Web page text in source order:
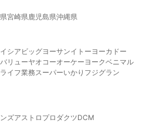
宮崎県鹿児島県沖縄県
シア ビッグヨーサンイトーヨーカドー
リューヤオコーオーケー ヨークベニマル
ライフ業務スーパーいかり フジグラン
ズアストロプロダクツDCM